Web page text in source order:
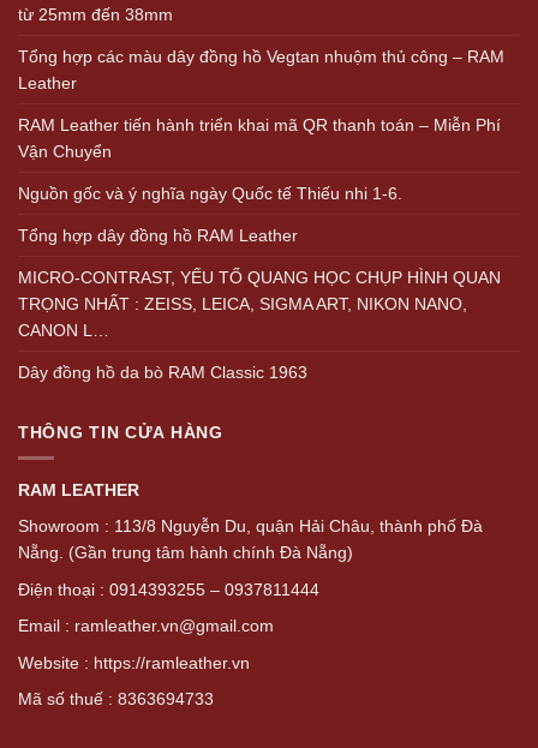
từ 25mm đến 38mm
Tổng hợp các màu dây đồng hồ Vegtan nhuộm thủ công – RAM
Leather
RAM Leather tiến hành triển khai mã QR thanh toán – Miễn Phí
Vận Chuyển
Nguồn gốc và ý nghĩa ngày Quốc tế Thiếu nhi 1-6.
Tổng hợp dây đồng hồ RAM Leather
MICRO-CONTRAST, YẾU TỐ QUANG HỌC CHỤP HÌNH QUAN
TRỌNG NHẤT : ZEISS, LEICA, SIGMA ART, NIKON NANO,
CANON L…
Dây đồng hồ da bò RAM Classic 1963
THÔNG TIN CỬA HÀNG
RAM LEATHER
Showroom : 113/8 Nguyễn Du, quận Hải Châu, thành phố Đà
Nẵng. (Gần trung tâm hành chính Đà Nẵng)
Điện thoại : 0914393255 – 0937811444
Email : ramleather.vn@gmail.com
Website : https://ramleather.vn
Mã số thuế : 8363694733